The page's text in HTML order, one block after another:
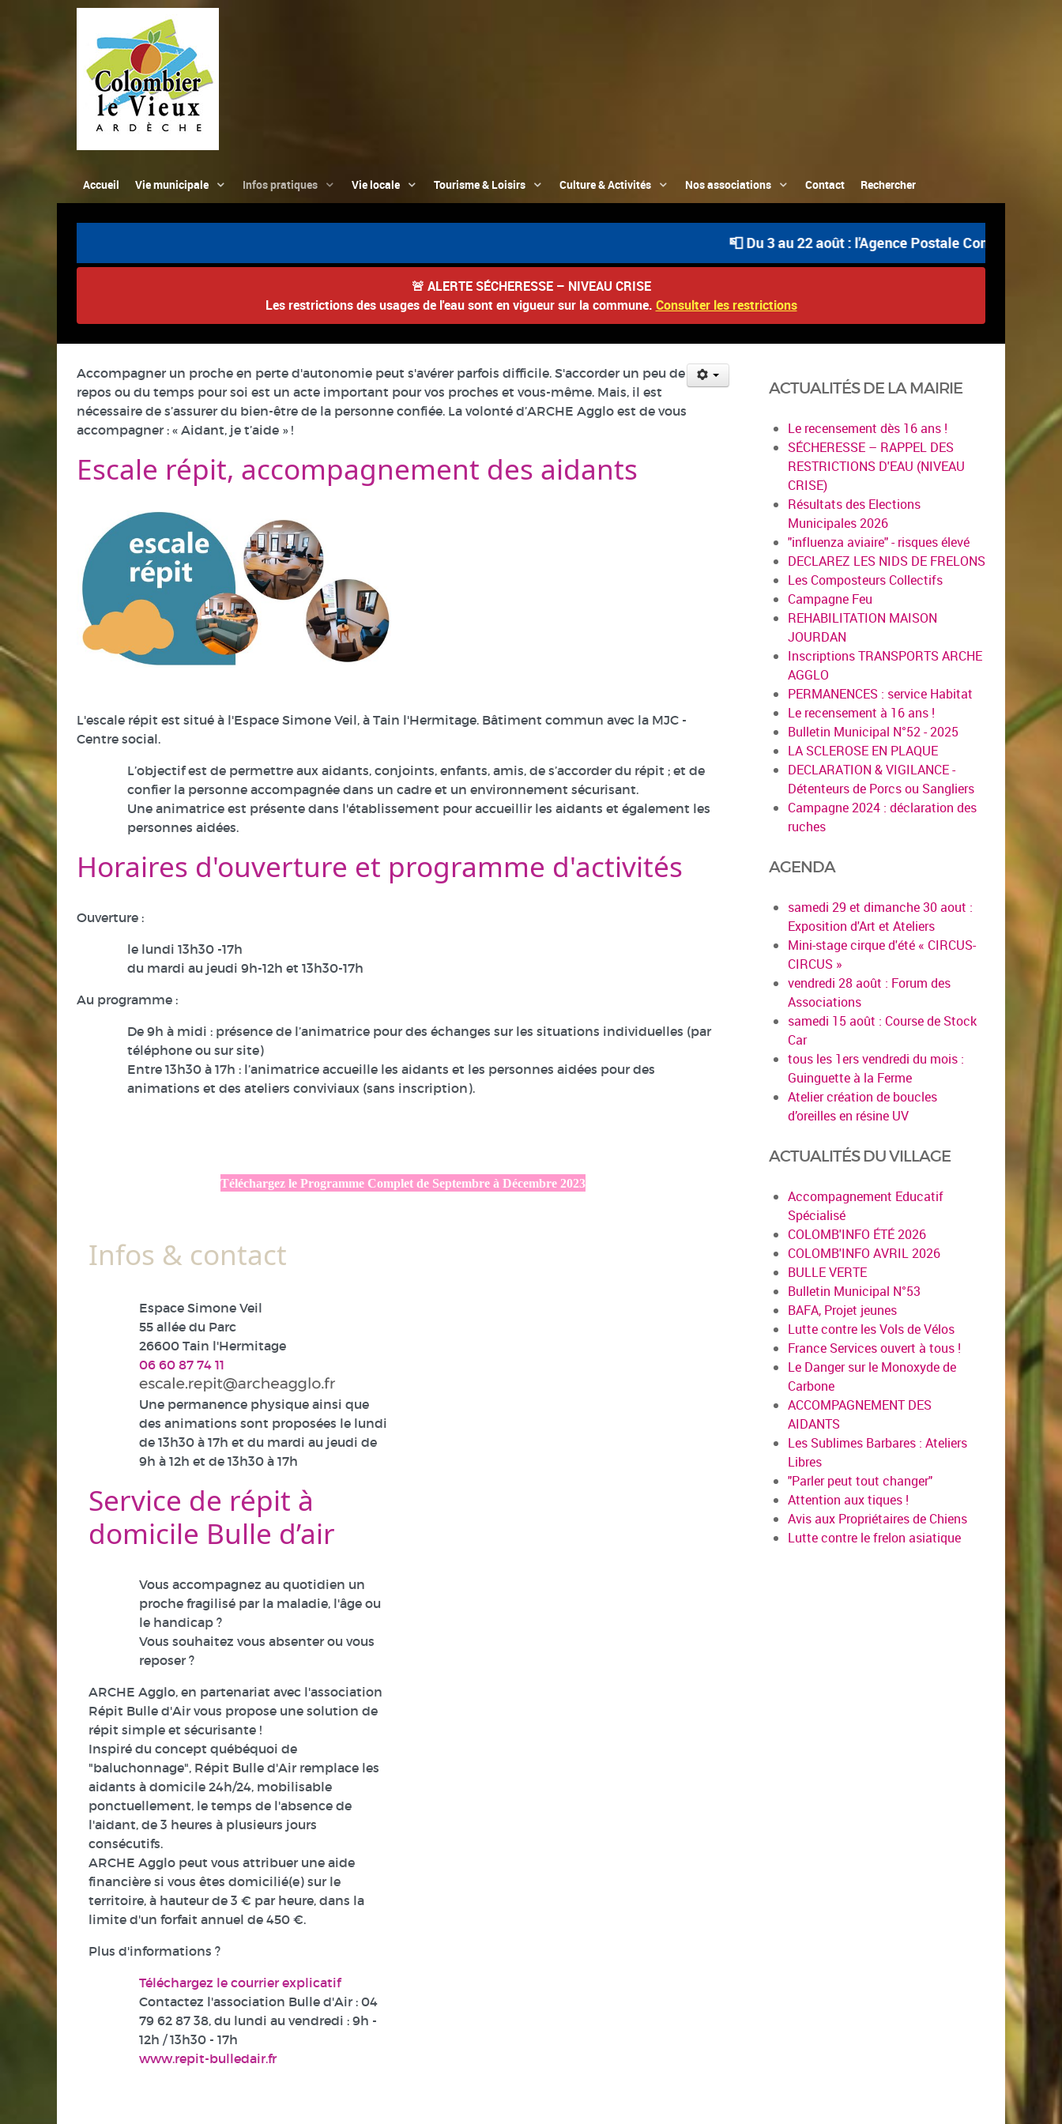
Accueil Vie municipale Infos pratiques Vie locale Tourisme & Loisirs Culture & Activités Nos associations Contact Rechercher
📮 Du 3 au 22 août : l'Agence Postale Communale est
🚨 ALERTE SÉCHERESSE – NIVEAU CRISE
Les restrictions des usages de l'eau sont en vigueur sur la commune. Consulter les restrictions
Accompagner un proche en perte d'autonomie peut s'avérer parfois difficile. S'accorder un peu de
repos ou du temps pour soi est un acte important pour vos proches et vous-même. Mais, il est
nécessaire de s’assurer du bien-être de la personne confiée. La volonté d’ARCHE Agglo est de vous
accompagner : « Aidant, je t’aide » !
Escale répit, accompagnement des aidants
L'escale répit est situé à l'Espace Simone Veil, à Tain l'Hermitage. Bâtiment commun avec la MJC -
Centre social.
L’objectif est de permettre aux aidants, conjoints, enfants, amis, de s’accorder du répit ; et de
confier la personne accompagnée dans un cadre et un environnement sécurisant.
Une animatrice est présente dans l'établissement pour accueillir les aidants et également les
personnes aidées.
Horaires d'ouverture et programme d'activités
Ouverture :
le lundi 13h30 -17h
du mardi au jeudi 9h-12h et 13h30-17h
Au programme :
De 9h à midi : présence de l’animatrice pour des échanges sur les situations individuelles (par
téléphone ou sur site)
Entre 13h30 à 17h : l’animatrice accueille les aidants et les personnes aidées pour des
animations et des ateliers conviviaux (sans inscription).
Téléchargez le Programme Complet de Septembre à Décembre 2023
Infos & contact
Espace Simone Veil
55 allée du Parc
26600 Tain l'Hermitage
06 60 87 74 11
Une permanence physique ainsi que
des animations sont proposées le lundi
de 13h30 à 17h et du mardi au jeudi de
9h à 12h et de 13h30 à 17h
Service de répit à
domicile Bulle d’air
Vous accompagnez au quotidien un
proche fragilisé par la maladie, l'âge ou
le handicap ?
Vous souhaitez vous absenter ou vous
reposer ?
ARCHE Agglo, en partenariat avec l'association
Répit Bulle d'Air vous propose une solution de
répit simple et sécurisante !
Inspiré du concept québéquoi de
"baluchonnage", Répit Bulle d'Air remplace les
aidants à domicile 24h/24, mobilisable
ponctuellement, le temps de l'absence de
l'aidant, de 3 heures à plusieurs jours
consécutifs.
ARCHE Agglo peut vous attribuer une aide
financière si vous êtes domicilié(e) sur le
territoire, à hauteur de 3 € par heure, dans la
limite d'un forfait annuel de 450 €.
Plus d'informations ?
Téléchargez le courrier explicatif
Contactez l'association Bulle d'Air : 04
79 62 87 38, du lundi au vendredi : 9h -
12h / 13h30 - 17h
www.repit-bulledair.fr
ACTUALITÉS DE LA MAIRIE
Le recensement dès 16 ans !
SÉCHERESSE – RAPPEL DES
RESTRICTIONS D'EAU (NIVEAU
CRISE)
Résultats des Elections
Municipales 2026
"influenza aviaire" - risques élevé
DECLAREZ LES NIDS DE FRELONS
Les Composteurs Collectifs
Campagne Feu
REHABILITATION MAISON
JOURDAN
Inscriptions TRANSPORTS ARCHE
AGGLO
PERMANENCES : service Habitat
Le recensement à 16 ans !
Bulletin Municipal N°52 - 2025
LA SCLEROSE EN PLAQUE
DECLARATION & VIGILANCE -
Détenteurs de Porcs ou Sangliers
Campagne 2024 : déclaration des
ruches
AGENDA
samedi 29 et dimanche 30 aout :
Exposition d'Art et Ateliers
Mini-stage cirque d'été « CIRCUS-
CIRCUS »
vendredi 28 août : Forum des
Associations
samedi 15 août : Course de Stock
Car
tous les 1ers vendredi du mois :
Guinguette à la Ferme
Atelier création de boucles
d’oreilles en résine UV
ACTUALITÉS DU VILLAGE
Accompagnement Educatif
Spécialisé
COLOMB'INFO ÉTÉ 2026
COLOMB'INFO AVRIL 2026
BULLE VERTE
Bulletin Municipal N°53
BAFA, Projet jeunes
Lutte contre les Vols de Vélos
France Services ouvert à tous !
Le Danger sur le Monoxyde de
Carbone
ACCOMPAGNEMENT DES
AIDANTS
Les Sublimes Barbares : Ateliers
Libres
"Parler peut tout changer"
Attention aux tiques !
Avis aux Propriétaires de Chiens
Lutte contre le frelon asiatique